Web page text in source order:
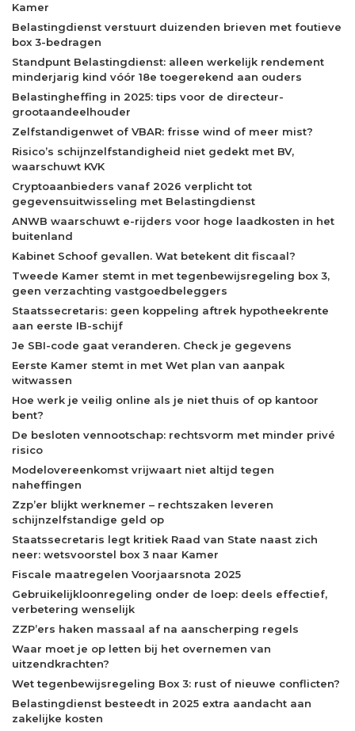
Kamer
Belastingdienst verstuurt duizenden brieven met foutieve
box 3-bedragen
Standpunt Belastingdienst: alleen werkelijk rendement
minderjarig kind vóór 18e toegerekend aan ouders
Belastingheffing in 2025: tips voor de directeur-
grootaandeelhouder
Zelfstandigenwet of VBAR: frisse wind of meer mist?
Risico’s schijnzelfstandigheid niet gedekt met BV,
waarschuwt KVK
Cryptoaanbieders vanaf 2026 verplicht tot
gegevensuitwisseling met Belastingdienst
ANWB waarschuwt e-rijders voor hoge laadkosten in het
buitenland
Kabinet Schoof gevallen. Wat betekent dit fiscaal?
Tweede Kamer stemt in met tegenbewijsregeling box 3,
geen verzachting vastgoedbeleggers
Staatssecretaris: geen koppeling aftrek hypotheekrente
aan eerste IB-schijf
Je SBI-code gaat veranderen. Check je gegevens
Eerste Kamer stemt in met Wet plan van aanpak
witwassen
Hoe werk je veilig online als je niet thuis of op kantoor
bent?
De besloten vennootschap: rechtsvorm met minder privé
risico
Modelovereenkomst vrijwaart niet altijd tegen
naheffingen
Zzp’er blijkt werknemer – rechtszaken leveren
schijnzelfstandige geld op
Staatssecretaris legt kritiek Raad van State naast zich
neer: wetsvoorstel box 3 naar Kamer
Fiscale maatregelen Voorjaarsnota 2025
Gebruikelijkloonregeling onder de loep: deels effectief,
verbetering wenselijk
ZZP’ers haken massaal af na aanscherping regels
Waar moet je op letten bij het overnemen van
uitzendkrachten?
Wet tegenbewijsregeling Box 3: rust of nieuwe conflicten?
Belastingdienst besteedt in 2025 extra aandacht aan
zakelijke kosten